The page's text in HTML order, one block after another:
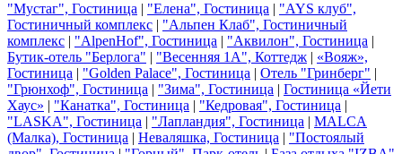
"Мустаг", Гостиница | "Елена", Гостиница | "AYS клуб",
Гостиничный комплекс | "Альпен Клаб", Гостиничный
комплекс | "АlpenHof", Гостиница | "Аквилон", Гостиница |
Бутик-отель "Берлога" | "Весенняя 1А", Коттедж | «Вояж»,
Гостиница | "Golden Palace", Гостиница | Отель "Гринберг" |
"Грюнхоф", Гостиница | "Зима", Гостиница | Гостиница «Йети
Хаус» | "Канатка", Гостиница | "Кедровая", Гостиница |
"LASKA", Гостиница | "Лапландия", Гостиница | MALCA
(Малка), Гостиница | Неваляшка, Гостиница | "Постоялый